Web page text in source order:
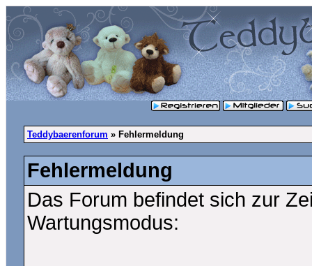
Teddybaerenforum » Fehlermeldung
Fehlermeldung
Das Forum befindet sich zur
Wartungsmodus: